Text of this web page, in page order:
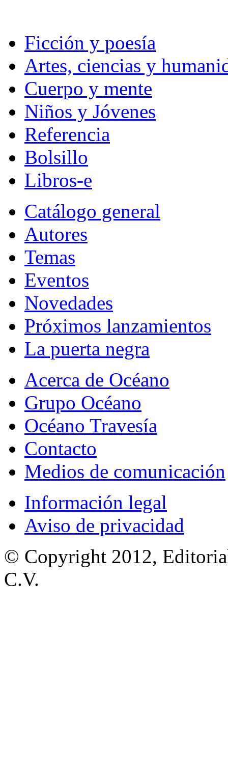
Ficción y poesía
Artes, ciencias y
Cuerpo y mente
Niños y Jóvenes
Referencia
Bolsillo
Libros-e
Catálogo general
Autores
Temas
Eventos
Novedades
Próximos lanzamientos
La puerta negra
Acerca de Océano
Grupo Océano
Océano Travesía
Contacto
Medios de comunicación
Información legal
Aviso de privacidad
© Copyright 2012,
C.V.